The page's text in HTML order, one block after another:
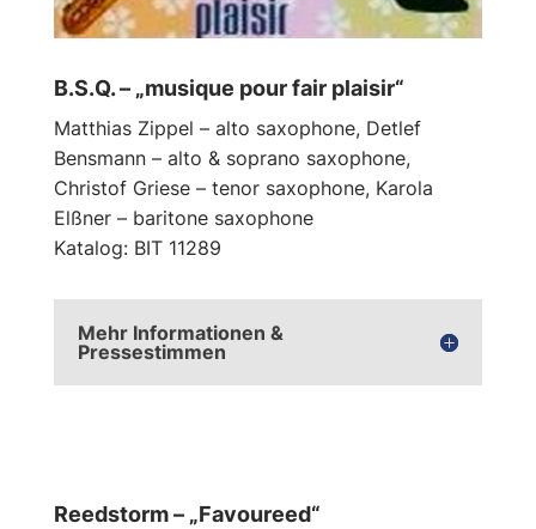
B.S.Q. – „musique pour fair plaisir“
Matthias Zippel – alto saxophone, Detlef
Bensmann – alto & soprano saxophone,
Christof Griese – tenor saxophone, Karola
Elßner – baritone saxophone
Katalog: BIT 11289
Mehr Informationen &
Pressestimmen
Reedstorm – „Favoureed“